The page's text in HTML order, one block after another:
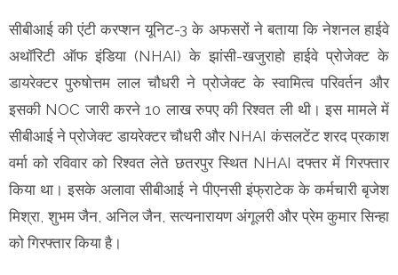
सीबीआई की एंटी करप्शन यूनिट-3 के अफसरों ने बताया कि नेशनल हाईवे
अथॉरिटी ऑफ इंडिया (NHAI) के झांसी-खजुराहो हाईवे प्रोजेक्ट के
डायरेक्टर पुरुषोत्तम लाल चौधरी ने प्रोजेक्ट के स्वामित्व परिवर्तन और
इसकी NOC जारी करने 10 लाख रुपए की रिश्वत ली थी। इस मामले में
सीबीआई ने प्रोजेक्ट डायरेक्टर चौधरी और NHAI कंसलटेंट शरद प्रकाश
वर्मा को रविवार को रिश्वत लेते छतरपुर स्थित NHAI दफ्तर में गिरफ्तार
किया था। इसके अलावा सीबीआई ने पीएनसी इंफ्राटेक के कर्मचारी बृजेश
मिश्रा, शुभम जैन, अनिल जैन, सत्यनारायण अंगूलरी और प्रेम कुमार सिन्हा
को गिरफ्तार किया है।